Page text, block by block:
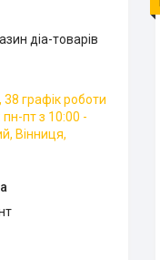
діа-товарів
графік роботи
пт з 10:00 -
Вінниця,